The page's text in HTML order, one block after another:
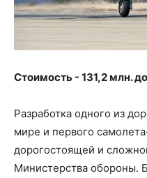
Стоимость - 131,2 млн.
Разработка одного из
мире и первого
дорогостоящей и
Министерства обороны.